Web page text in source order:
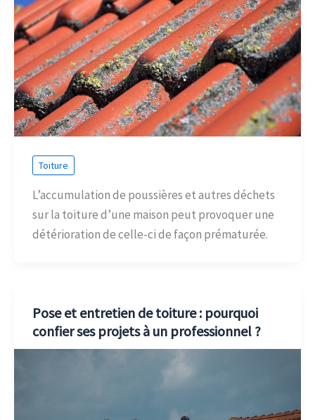
Toiture
L’accumulation de poussières et autres déchets
sur la toiture d’une maison peut provoquer une
détérioration de celle-ci de façon prématurée.
Pose et entretien de toiture : pourquoi
confier ses projets à un professionnel ?